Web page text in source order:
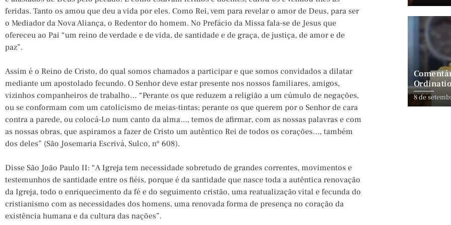
feridas. Tanto os amou que deu a vida por eles. Como Rei, vem para revelar o amor de Deus, para ser
o Mediador da Nova Aliança, o Redentor do homem. No Prefácio da Missa fala-se de Jesus que
ofereceu ao Pai “um reino de verdade e de vida, de santidade e de graça, de justiça, de amor e de
paz”.
Assim é o Reino de Cristo, do qual somos chamados a participar e que somos convidados a dilatar
mediante um apostolado fecundo. O Senhor deve estar presente nos nossos familiares, amigos,
vizinhos companheiros de trabalho… “Perante os que reduzem a religião a um cúmulo de negações,
ou se conformam com um catolicismo de meias-tintas; perante os que querem por o Senhor de cara
contra a parede, ou colocá-Lo num canto da alma…, temos de afirmar, com as nossas palavras e com
as nossas obras, que aspiramos a fazer de Cristo um autêntico Rei de todos os corações…, também
dos deles” (São Josemaria Escrivá, Sulco, nº 608).
Disse São João Paulo II: “A Igreja tem necessidade sobretudo de grandes correntes, movimentos e
testemunhos de santidade entre os fiéis, porque é da santidade que nasce toda a autêntica renovação
da Igreja, todo o enriquecimento da fé e do seguimento cristão, uma reatualização vital e fecunda do
cristianismo com as necessidades dos homens, uma renovada forma de presença no coração da
existência humana e da cultura das nações”.
8 de